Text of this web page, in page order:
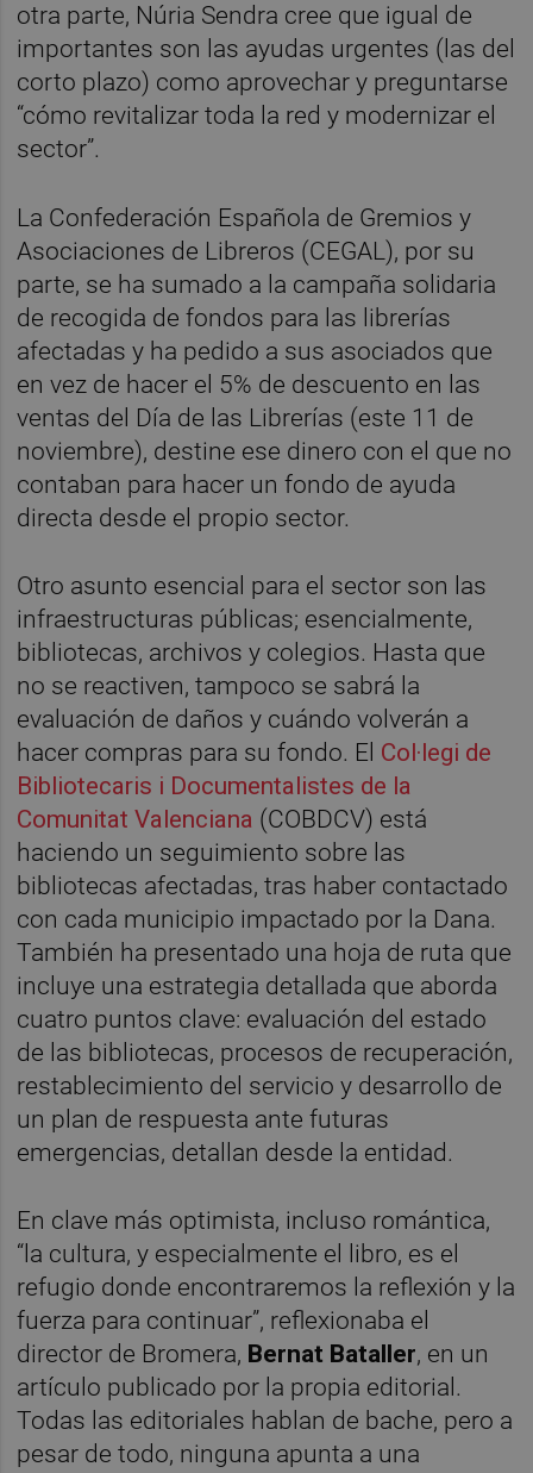
otra parte, Núria Sendra cree que igual de
importantes son las ayudas urgentes (las del
corto plazo) como aprovechar y preguntarse
“cómo revitalizar toda la red y modernizar el
sector”.
La Confederación Española de Gremios y
Asociaciones de Libreros (CEGAL), por su
parte, se ha sumado a la campaña solidaria
de recogida de fondos para las librerías
afectadas y ha pedido a sus asociados que
en vez de hacer el 5% de descuento en las
ventas del Día de las Librerías (este 11 de
noviembre), destine ese dinero con el que no
contaban para hacer un fondo de ayuda
directa desde el propio sector.
Otro asunto esencial para el sector son las
infraestructuras públicas; esencialmente,
bibliotecas, archivos y colegios. Hasta que
no se reactiven, tampoco se sabrá la
evaluación de daños y cuándo volverán a
hacer compras para su fondo. El Col·legi de
Bibliotecaris i Documentalistes de la
Comunitat Valenciana (COBDCV) está
haciendo un seguimiento sobre las
bibliotecas afectadas, tras haber contactado
con cada municipio impactado por la Dana.
También ha presentado una hoja de ruta que
incluye una estrategia detallada que aborda
cuatro puntos clave: evaluación del estado
de las bibliotecas, procesos de recuperación,
restablecimiento del servicio y desarrollo de
un plan de respuesta ante futuras
emergencias, detallan desde la entidad.
En clave más optimista, incluso romántica,
“la cultura, y especialmente el libro, es el
refugio donde encontraremos la reflexión y la
fuerza para continuar”, reflexionaba el
director de Bromera, Bernat Bataller, en un
artículo publicado por la propia editorial.
Todas las editoriales hablan de bache, pero a
pesar de todo, ninguna apunta a una